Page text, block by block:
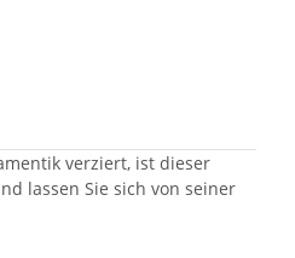
verziert, ist dieser
lassen Sie sich von seiner